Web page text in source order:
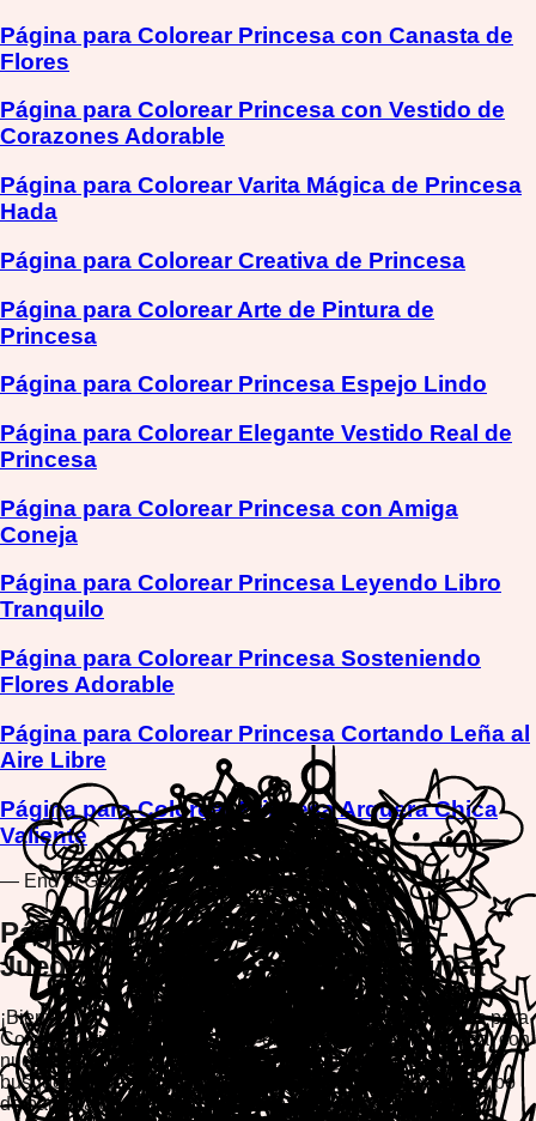
Página para Colorear Princesa con Canasta de
Flores
Página para Colorear Princesa con Vestido de
Corazones Adorable
Página para Colorear Varita Mágica de Princesa
Hada
Página para Colorear Creativa de Princesa
Página para Colorear Arte de Pintura de
Princesa
Página para Colorear Princesa Espejo Lindo
Página para Colorear Elegante Vestido Real de
Princesa
Página para Colorear Princesa con Amiga
Coneja
Página para Colorear Princesa Leyendo Libro
Tranquilo
Página para Colorear Princesa Sosteniendo
Flores Adorable
Página para Colorear Princesa Cortando Leña al
Aire Libre
Página para Colorear Princesa Arquera Chica
Valiente
— End of Games —
Páginas para Colorear Princesa -
Juegos de Colorear Gratis en Línea
¡Bienvenido a nuestra encantadora colección de Páginas para
Colorear Princesa! Sumérgete en un mundo de magia real con
nuestros juegos de colorear gratis en línea. Ya sea que
busques relajarte, desatar tu creatividad o disfrutar de tiempo
de pantalla de calidad, nuestras páginas para colorear